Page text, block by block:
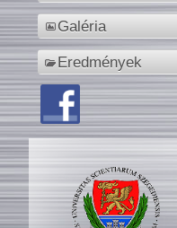
Galéria
Eredmények